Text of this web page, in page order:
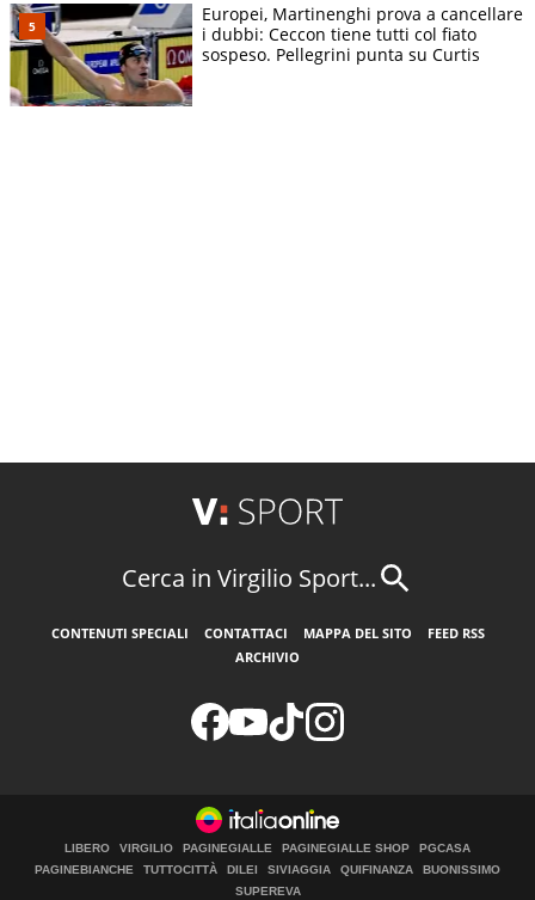
Europei, Martinenghi prova a cancellare
i dubbi: Ceccon tiene tutti col fiato
sospeso. Pellegrini punta su Curtis
Cerca in Virgilio Sport...
CONTENUTI SPECIALI CONTATTACI MAPPA DEL SITO
FEED RSS
ARCHIVIO
LIBERO VIRGILIO PAGINEGIALLE PAGINEGIALLE SHOP
PGCASA
PAGINEBIANCHE
TUTTOCITTÀ DILEI SIVIAGGIA QUIFINANZA
BUONISSIMO
SUPEREVA